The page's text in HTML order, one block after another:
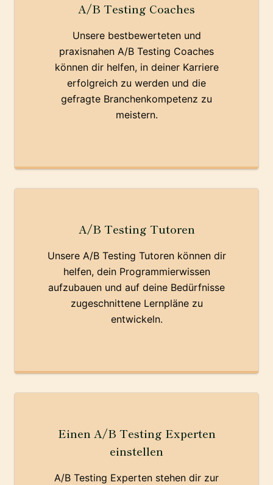
A/B Testing Coaches
Unsere bestbewerteten und
praxisnahen A/B Testing Coaches
können dir helfen, in deiner Karriere
erfolgreich zu werden und die
gefragte Branchenkompetenz zu
meistern.
A/B Testing Tutoren
Unsere A/B Testing Tutoren können dir
helfen, dein Programmierwissen
aufzubauen und auf deine Bedürfnisse
zugeschnittene Lernpläne zu
entwickeln.
Einen A/B Testing Experten
einstellen
A/B Testing Experten stehen dir zur